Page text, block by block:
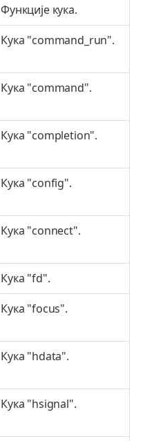
Функције кука.
Кука "command_run".
Кука "command".
Кука "completion".
Кука "config".
Кука "connect".
Кука "fd".
Кука "focus".
Кука "hdata".
Кука "hsignal".